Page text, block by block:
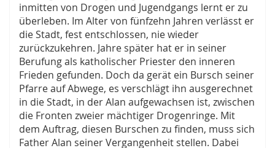
inmitten von Drogen und Jugendgangs lernt er zu
überleben. Im Alter von fünfzehn Jahren verlässt er
die Stadt, fest entschlossen, nie wieder
zurückzukehren. Jahre später hat er in seiner
Berufung als katholischer Priester den inneren
Frieden gefunden. Doch da gerät ein Bursch seiner
Pfarre auf Abwege, es verschlägt ihn ausgerechnet
in die Stadt, in der Alan aufgewachsen ist, zwischen
die Fronten zweier mächtiger Drogenringe. Mit
dem Auftrag, diesen Burschen zu finden, muss sich
Father Alan seiner Vergangenheit stellen. Dabei